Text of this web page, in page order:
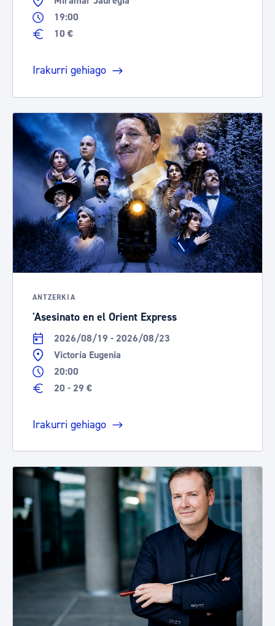
19:00
10 €
Irakurri gehiago
ANTZERKIA
'Asesinato en el Orient Express
2026/08/19 - 2026/08/23
Victoria Eugenia
20:00
20 - 29 €
Irakurri gehiago